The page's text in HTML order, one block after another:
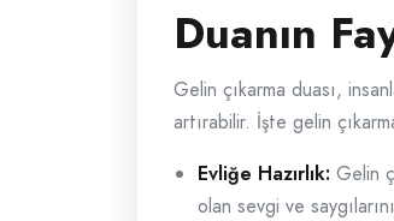
Duanın
Gelin çıkarma duası,
artırabilir. İşte gelin
Evliğe Hazırlık: Gelin
olan sevgi ve